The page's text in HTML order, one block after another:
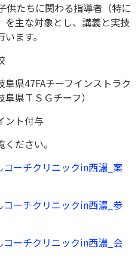
供たちに関わる指導者（特に
を主な対象とし、講義と実技
ます。
県47FAチーフインストラク
県ＴＳＧチーフ）
ント付与
ださい。
コーチクリニックin西濃_案
コーチクリニックin西濃_参
コーチクリニックin西濃_会